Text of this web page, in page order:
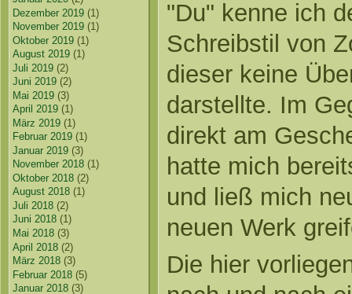
Dezember 2019 (1)
November 2019 (1)
Oktober 2019 (1)
August 2019 (1)
Juli 2019 (2)
Juni 2019 (2)
Mai 2019 (3)
April 2019 (1)
März 2019 (1)
Februar 2019 (1)
Januar 2019 (3)
November 2018 (1)
Oktober 2018 (2)
August 2018 (1)
Juli 2018 (2)
Juni 2018 (1)
Mai 2018 (3)
April 2018 (2)
März 2018 (3)
Februar 2018 (5)
Januar 2018 (3)
"Du" kenne ich
Schreibstil von
dieser keine
darstellte. Im
direkt am
hatte mich
und ließ mich
neuen Werk
Die hier